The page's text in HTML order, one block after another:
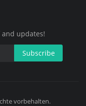
updates!
Subscribe
vorbehalten.